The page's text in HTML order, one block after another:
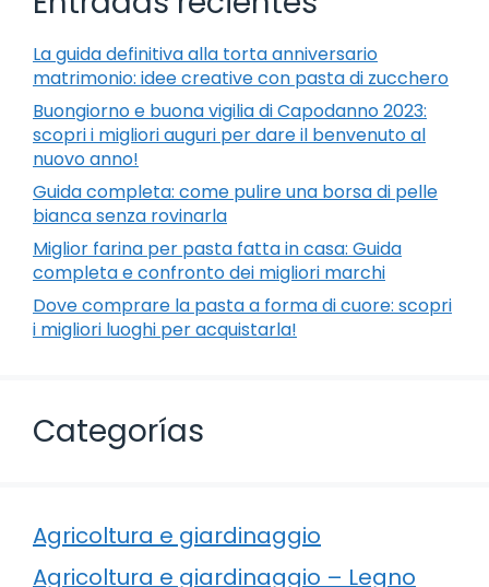
La guida definitiva alla torta anniversario
matrimonio: idee creative con pasta di zucchero
Buongiorno e buona vigilia di Capodanno 2023:
scopri i migliori auguri per dare il benvenuto al
nuovo anno!
Guida completa: come pulire una borsa di pelle
bianca senza rovinarla
Miglior farina per pasta fatta in casa: Guida
completa e confronto dei migliori marchi
Dove comprare la pasta a forma di cuore: scopri
i migliori luoghi per acquistarla!
Categorías
Agricoltura e giardinaggio
Agricoltura e giardinaggio – Legno